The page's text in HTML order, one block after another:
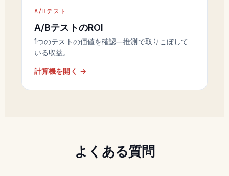
A/Bテスト
A/BテストのROI
1つのテストの価値を確認—推測で取りこぼして
いる収益。
計算機を開く →
よくある質問